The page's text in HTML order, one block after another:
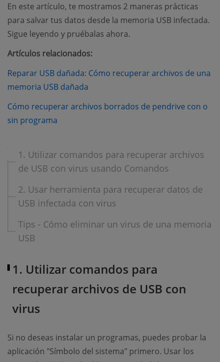
En este artículo, te mostramos 2 maneras prácticas
para salvar tus datos desde la memoria USB infectada.
Sigue leyendo y pruébalas ahora.
Artículos relacionados:
Reparar USB dañada: Cómo recuperar archivos de una
memoria USB dañada
Cómo recuperar archivos borrados de pendrive con o
sin programa
1. Utilizar comandos para recuperar archivos
de USB con virus usando Comandos
2. Usar herramienta para recuperar datos de
USB infectada con virus
Tips - Cómo eliminar un virus de una memoria
USB
1. Utilizar comandos para
recuperar archivos de USB con
virus
Si no deseas instalar un programas, puedes probar la
aplicación "Símbolo del sistema" primero. Usar los